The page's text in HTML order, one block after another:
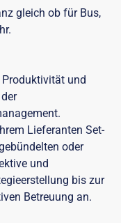
gleich ob für Bus,
und
Lieferanten Set-
oder
und
bis zur
Betreuung an.